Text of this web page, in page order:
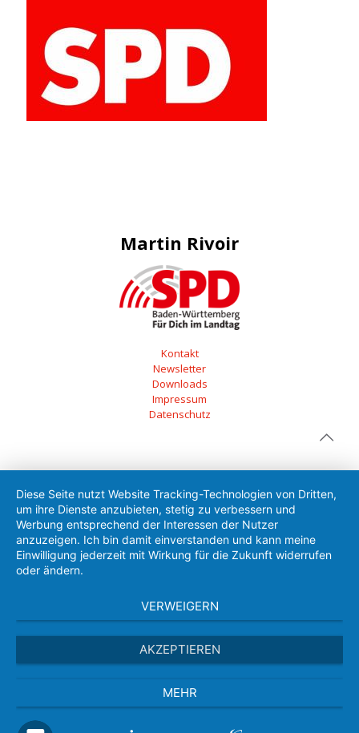
Martin Rivoir
Kontakt
Newsletter
Downloads
Impressum
Datenschutz
Diese Seite nutzt Website Tracking-Technologien von Dritten,
um ihre Dienste anzubieten, stetig zu verbessern und
Werbung entsprechend der Interessen der Nutzer
anzuzeigen. Ich bin damit einverstanden und kann meine
Einwilligung jederzeit mit Wirkung für die Zukunft widerrufen
oder ändern.
VERWEIGERN
AKZEPTIEREN
MEHR